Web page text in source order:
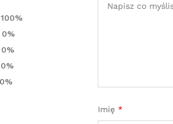
100%
0%
0%
0%
0%
Imię *